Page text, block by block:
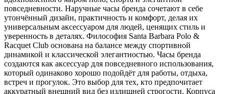
повседневности. Наручные часы бренда сочетают в себе
утончённый дизайн, практичность и комфорт, делая их
универсальным аксессуаром для людей, ценящих стиль и
уверенность в деталях. Философия Santa Barbara Polo &
Racquet Club основана на балансе между спортивной
динамикой и классической элегантностью. Часы бренда
создаются как аксессуар для повседневного использования,
который одинаково хорошо подойдёт для работы, отдыха,
встреч и прогулок. Это выбор для тех, кто предпочитает
аккуратный внешний вид без излишней строгости. Корпуса